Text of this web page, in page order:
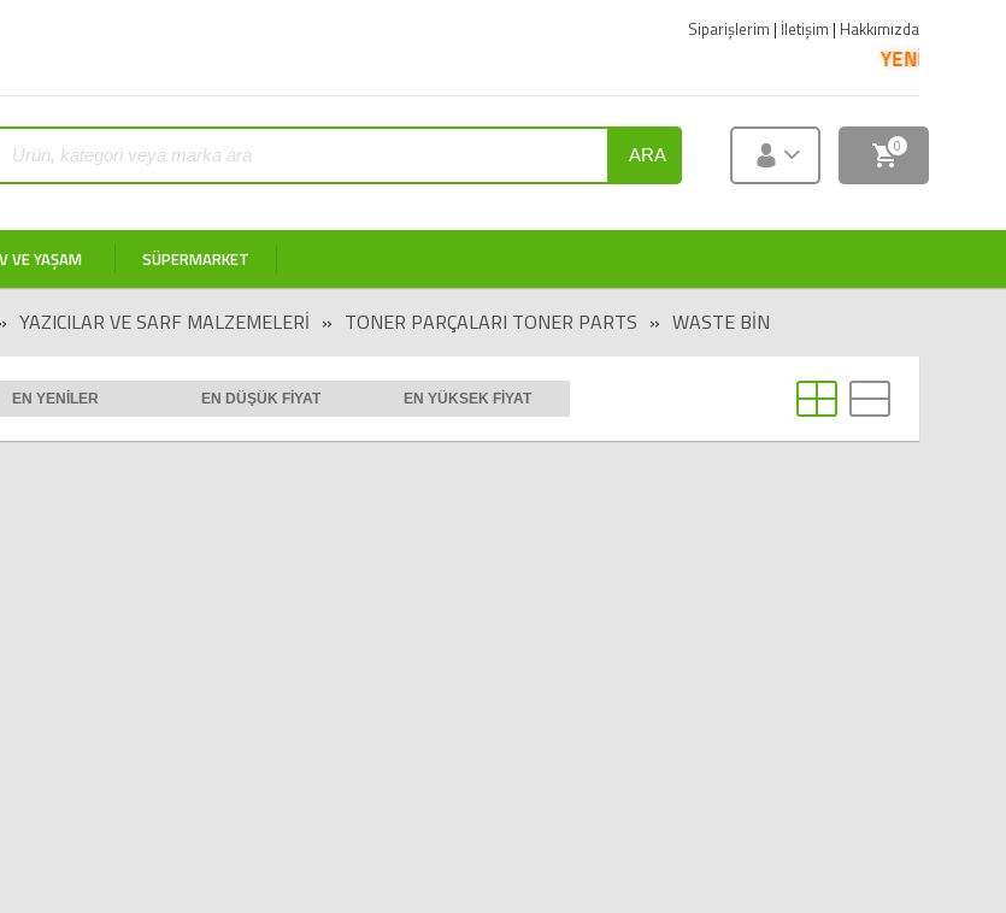
Siparişlerim | İletişim | Hakkımızda
YENİ ÜRÜNLER
ARA 0
VE YAŞAM SÜPERMARKET
YAZICILAR VE SARF MALZEMELERI » TONER PARÇALARI TONER PARTS » WASTE BIN
EN YENILER EN DÜŞÜK FIYAT EN YÜKSEK FIYAT